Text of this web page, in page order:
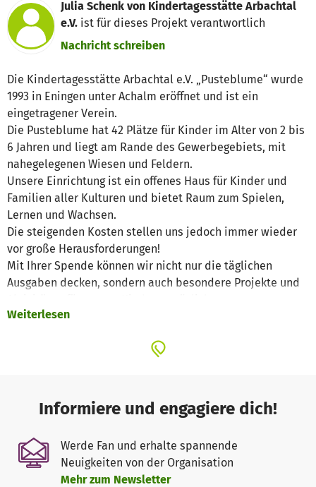
Julia Schenk von Kindertagesstätte Arbachtal
e.V. ist für dieses Projekt verantwortlich
Nachricht schreiben
Die Kindertagesstätte Arbachtal e.V. „Pusteblume“ wurde
1993 in Eningen unter Achalm eröffnet und ist ein
eingetragener Verein.
Die Pusteblume hat 42 Plätze für Kinder im Alter von 2 bis
6 Jahren und liegt am Rande des Gewerbegebiets, mit
nahegelegenen Wiesen und Feldern.
Unsere Einrichtung ist ein offenes Haus für Kinder und
Familien aller Kulturen und bietet Raum zum Spielen,
Lernen und Wachsen.
Die steigenden Kosten stellen uns jedoch immer wieder
vor große Herausforderungen!
Mit Ihrer Spende können wir nicht nur die täglichen
Ausgaben decken, sondern auch besondere Projekte und
Weiterlesen
Informiere und engagiere dich!
Werde Fan und erhalte spannende
Neuigkeiten von der Organisation
Mehr zum Newsletter